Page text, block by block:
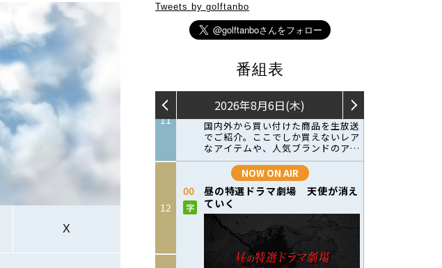
X
Tweets by golftanbo
番組表